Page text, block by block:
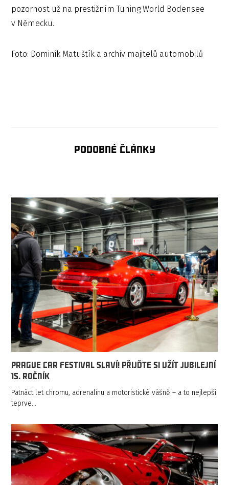
pozornost už na prestižním Tuning World Bodensee
v Německu.
Foto: Dominik Matuštík a archiv majitelů automobilů
Podobné články
Prague Car Festival slaví! Přijďte si užít jubilejní
15. ročník
Patnáct let chromu, adrenalinu a motoristické vášně – a to nejlepší
teprve…